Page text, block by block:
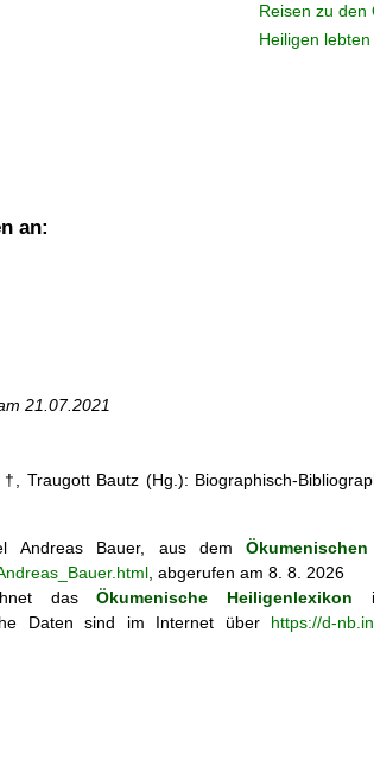
Reisen zu den
Heiligen
an:
21.07.2021
Traugott Bautz (Hg.): Biographisch-
Andreas Bauer, aus dem
, abgerufen am 8. 8. 2026
dasÖkumenische Heiligenlexikon
Daten sind im Internet über https://d-